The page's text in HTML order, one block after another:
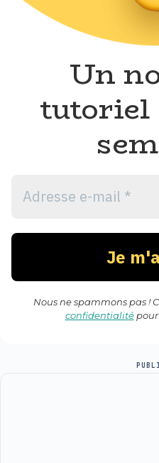
Un
tutoriel
Nous ne spammons pas !
confidentialitépour